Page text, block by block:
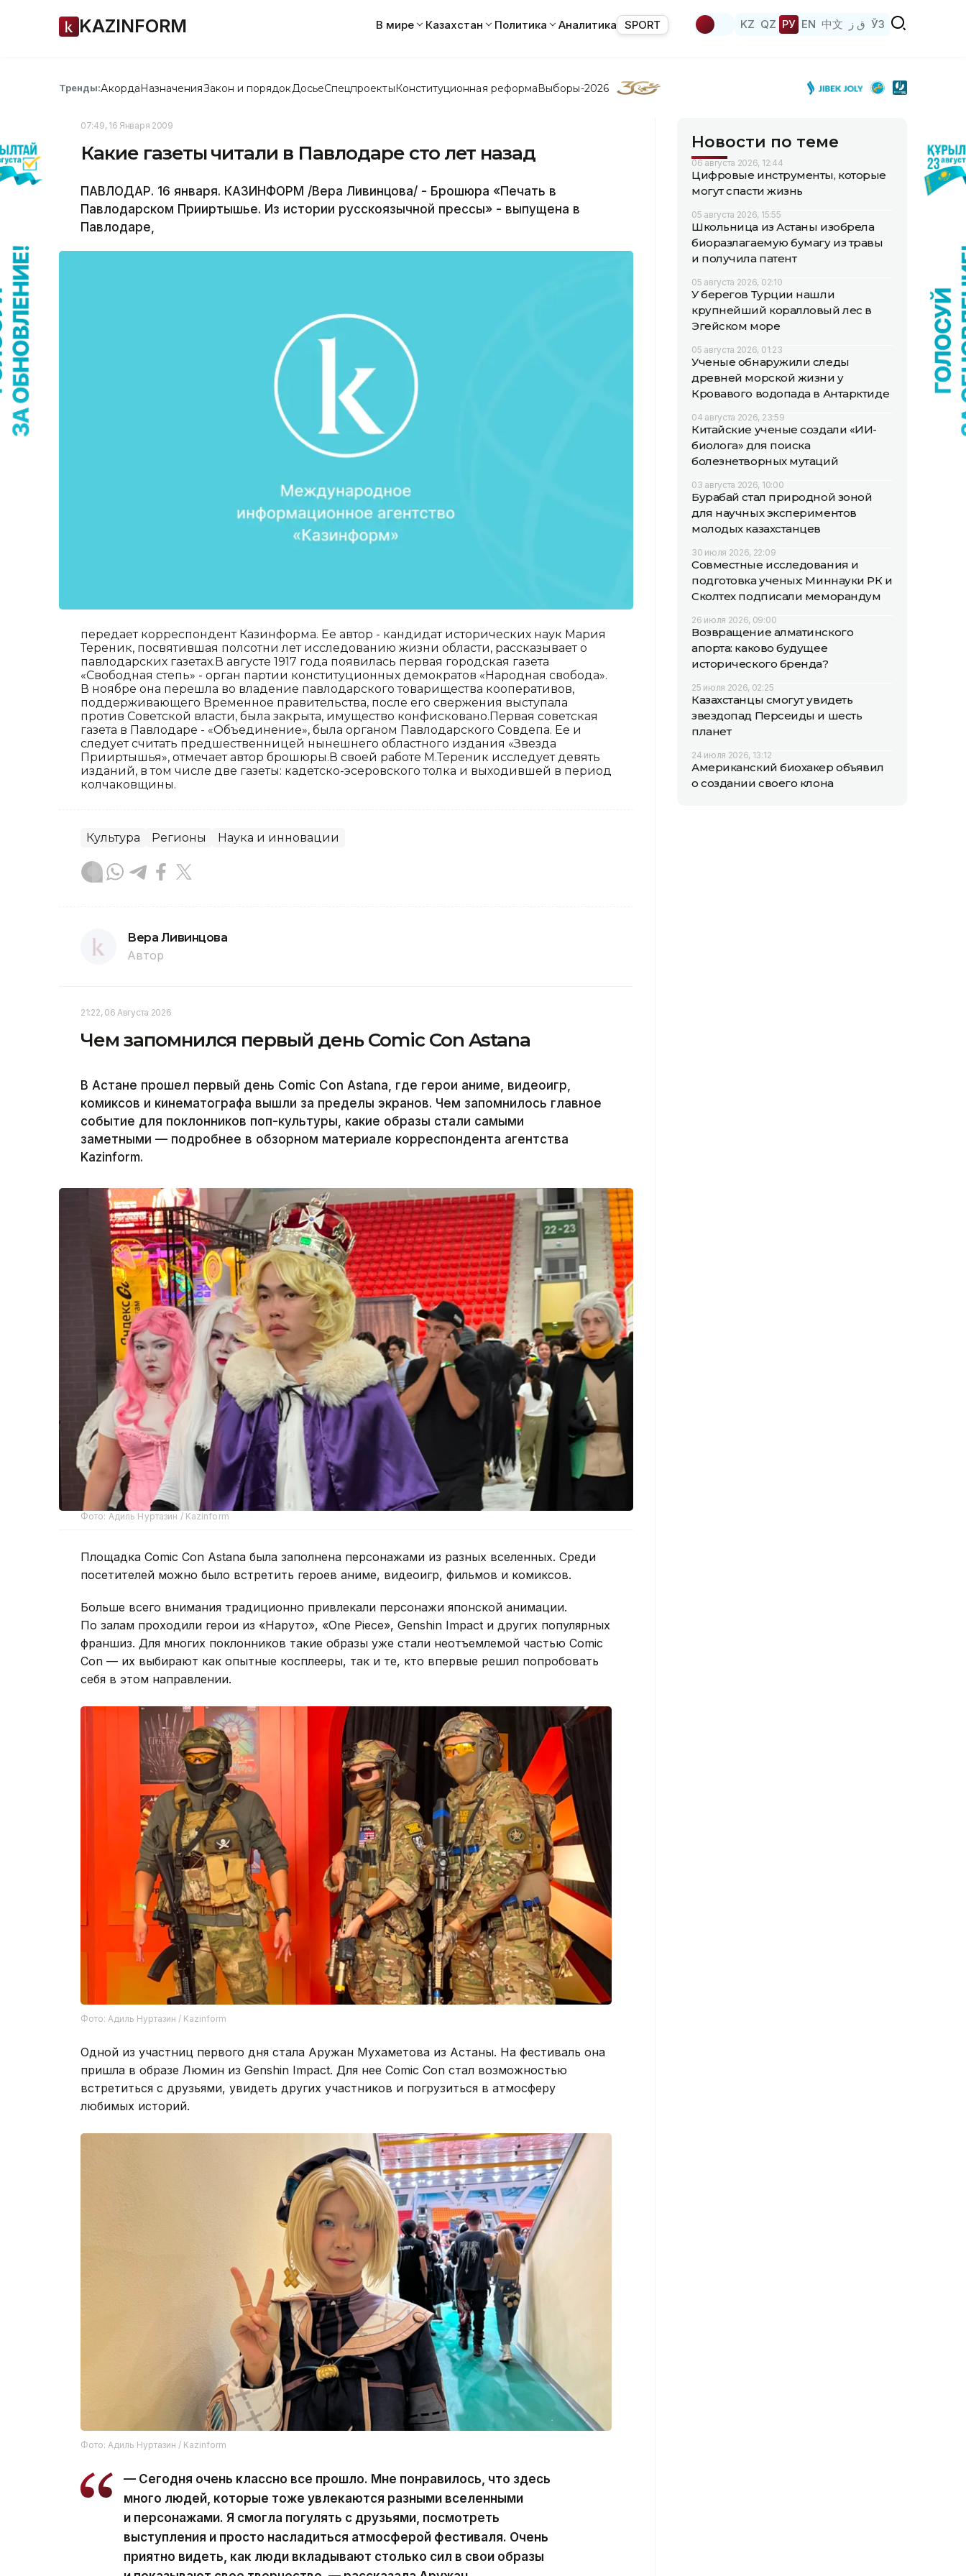
KAZINFORM В мире Казахстан Политика Аналитика SPORT KZ QZ РУ EN 中文 ق ز ЎЗ
Тренды:АкордаНазначенияЗакон и порядок ДосьеСпецпроектыКонституционная реформаВыборы-2026
07:49, 16 Января 2009
Какие газеты читали в Павлодаре сто лет назад
ПАВЛОДАР. 16 января. КАЗИНФОРМ /Вера Ливинцова/ - Брошюра «Печать в
Павлодарском Прииртышье. Из истории русскоязычной прессы» - выпущена в
Павлодаре,
передает корреспондент Казинформа. Ее автор - кандидат исторических наук Мария
Тереник, посвятившая полсотни лет исследованию жизни области, рассказывает о
павлодарских газетах.В августе 1917 года появилась первая городская газета
«Свободная степь» - орган партии конституционных демократов «Народная свобода».
В ноябре она перешла во владение павлодарского товарищества кооперативов,
поддерживающего Временное правительства, после его свержения выступала
против Советской власти, была закрыта, имущество конфисковано.Первая советская
газета в Павлодаре - «Объединение», была органом Павлодарского Совдепа. Ее и
следует считать предшественницей нынешнего областного издания «Звезда
Прииртышья», отмечает автор брошюры.В своей работе М.Тереник исследует девять
изданий, в том числе две газеты: кадетско-эсеровского толка и выходившей в период
колчаковщины.
Культура Регионы Наука и инновации
Вера Ливинцова
Автор
21:22, 06 Августа 2026
Чем запомнился первый день Comic Con Astana
В Астане прошел первый день Comic Con Astana, где герои аниме, видеоигр,
комиксов и кинематографа вышли за пределы экранов. Чем запомнилось главное
событие для поклонников поп-культуры, какие образы стали самыми
заметными — подробнее в обзорном материале корреспондента агентства
Kazinform.
Фото: Адиль Нуртазин / Kazinform
Площадка Comic Con Astana была заполнена персонажами из разных вселенных. Среди
посетителей можно было встретить героев аниме, видеоигр, фильмов и комиксов.
Больше всего внимания традиционно привлекали персонажи японской анимации.
По залам проходили герои из «Наруто», «One Piece», Genshin Impact и других популярных
франшиз. Для многих поклонников такие образы уже стали неотъемлемой частью Comic
Con — их выбирают как опытные косплееры, так и те, кто впервые решил попробовать
себя в этом направлении.
Фото: Адиль Нуртазин / Kazinform
Одной из участниц первого дня стала Аружан Мухаметова из Астаны. На фестиваль она
пришла в образе Люмин из Genshin Impact. Для нее Comic Con стал возможностью
встретиться с друзьями, увидеть других участников и погрузиться в атмосферу
любимых историй.
Фото: Адиль Нуртазин / Kazinform
— Сегодня очень классно все прошло. Мне понравилось, что здесь
много людей, которые тоже увлекаются разными вселенными
и персонажами. Я смогла погулять с друзьями, посмотреть
выступления и просто насладиться атмосферой фестиваля. Очень
приятно видеть, как люди вкладывают столько сил в свои образы
Новости по теме
06 августа 2026, 12:44
Цифровые инструменты, которые
могут спасти жизнь
05 августа 2026, 15:55
Школьница из Астаны изобрела
биоразлагаемую бумагу из травы
и получила патент
05 августа 2026, 02:10
У берегов Турции нашли
крупнейший коралловый лес в
Эгейском море
05 августа 2026, 01:23
Ученые обнаружили следы
древней морской жизни у
Кровавого водопада в Антарктиде
04 августа 2026, 23:59
Китайские ученые создали «ИИ-
биолога» для поиска
болезнетворных мутаций
03 августа 2026, 10:00
Бурабай стал природной зоной
для научных экспериментов
молодых казахстанцев
30 июля 2026, 22:09
Совместные исследования и
подготовка ученых: Миннауки РК и
Сколтех подписали меморандум
26 июля 2026, 09:00
Возвращение алматинского
апорта: каково будущее
исторического бренда?
25 июля 2026, 02:25
Казахстанцы смогут увидеть
звездопад Персеиды и шесть
планет
24 июля 2026, 13:12
Американский биохакер объявил
о создании своего клона